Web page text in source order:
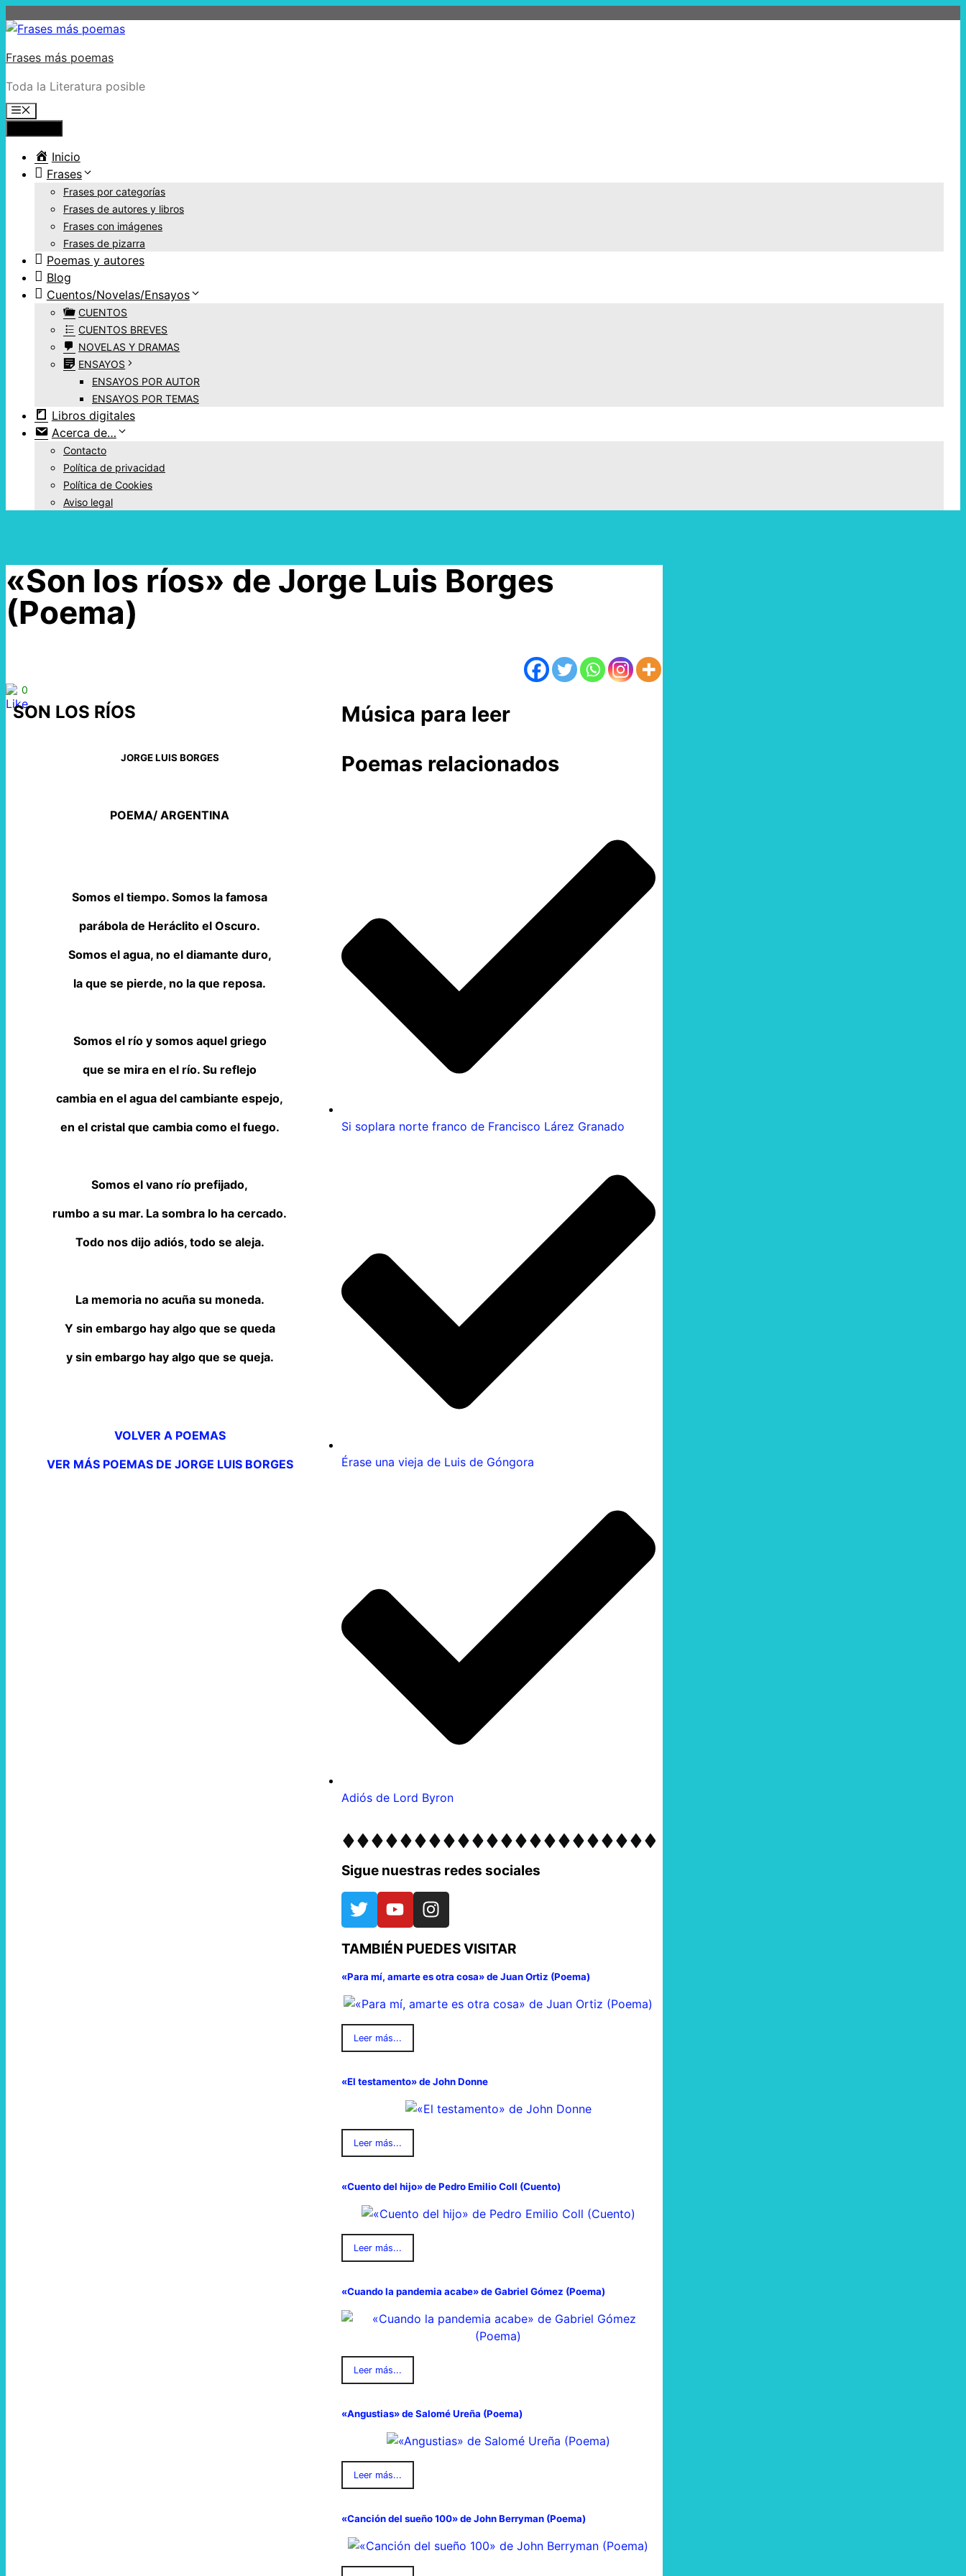
Frases más poemas
Toda la Literatura posible
Inicio
Frases
Frases por categorías
Frases de autores y libros
Frases con imágenes
Frases de pizarra
Poemas y autores
Blog
Cuentos/Novelas/Ensayos
CUENTOS
CUENTOS BREVES
NOVELAS Y DRAMAS
ENSAYOS
ENSAYOS POR AUTOR
ENSAYOS POR TEMAS
Libros digitales
Acerca de…
Contacto
Política de privacidad
Política de Cookies
Aviso legal
«Son los ríos» de Jorge Luis Borges
(Poema)
0
SON LOS RÍOS
JORGE LUIS BORGES
POEMA/ ARGENTINA
Somos el tiempo. Somos la famosa
parábola de Heráclito el Oscuro.
Somos el agua, no el diamante duro,
la que se pierde, no la que reposa.
Somos el río y somos aquel griego
que se mira en el río. Su reflejo
cambia en el agua del cambiante espejo,
en el cristal que cambia como el fuego.
Somos el vano río prefijado,
rumbo a su mar. La sombra lo ha cercado.
Todo nos dijo adiós, todo se aleja.
La memoria no acuña su moneda.
Y sin embargo hay algo que se queda
y sin embargo hay algo que se queja.
VOLVER A POEMAS
VER MÁS POEMAS DE JORGE LUIS BORGES
Música para leer
Poemas relacionados
Si soplara norte franco de Francisco Lárez Granado
Érase una vieja de Luis de Góngora
Adiós de Lord Byron
Sigue nuestras redes sociales
TAMBIÉN PUEDES VISITAR
«Para mí, amarte es otra cosa» de Juan Ortiz (Poema)
Leer más...
«El testamento» de John Donne
Leer más...
«Cuento del hijo» de Pedro Emilio Coll (Cuento)
Leer más...
«Cuando la pandemia acabe» de Gabriel Gómez (Poema)
Leer más...
«Angustias» de Salomé Ureña (Poema)
Leer más...
«Canción del sueño 100» de John Berryman (Poema)